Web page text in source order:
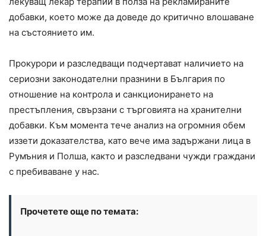
добавки, което може да доведе до критично влошаване
на състоянието им.
Прокурори и разследващи подчертават наличието на
сериозни законодателни празнини в България по
отношение на контрола и санкционирането на
престъпления, свързани с търговията на хранителни
добавки. Към момента тече анализ на огромния обем
иззети доказателства, като вече има задържани лица в
Румъния и Полша, както и разследвани чужди граждани
с пребиваване у нас.
Прочетете още по темата: